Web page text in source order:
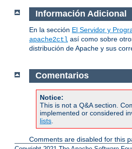
Información Adicional
En la sección El Servidor y
apache2ctl así como sobre
distribución de Apache y sus
Comentarios
Notice:
This is not a Q&A section.
implemented or considered
lists
Comments are disabled for this